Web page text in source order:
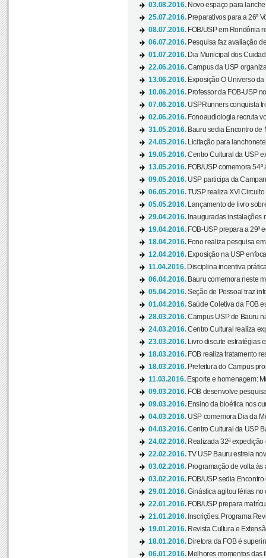
03.08.2016. Novo espaço para
25.07.2016. Preparativos para a 26ª
08.07.2016. FOB/USP em Rondônia
06.07.2016. Pesquisa faz avaliação
01.07.2016. Dia Municipal dos
22.06.2016.Campus da USP
13.06.2016. Exposição O Universo
10.06.2016. Professor da FOB-USP
07.06.2016. USPRunners conquista
02.06.2016. Fonoaudiologia recruta
31.05.2016. Bauru sedia Encontro de
24.05.2016.
Licitação para
19.05.2016.Centro Cultural da USP
13.05.2016. FOB/USP comemora
09.05.2016. USP participa da
06.05.2016.TUSP realiza XVI Circuito
05.05.2016.
Lançamento de livro
29.04.2016. Inauguradas instalações
19.04.2016. FOB-USP prepara a 29ª
18.04.2016. Fono realiza pesquisa
12.04.2016. Exposição na USP
11.04.2016. Disciplina incentiva
06.04.2016. Bauru comemora neste
05.04.2016.Seção de Pessoal traz
01.04.2016.Saúde Coletiva da FOB
28.03.2016.Campus USP de Bauru
24.03.2016.Centro Cultural realiza
23.03.2016.
Livro discute estratégias
18.03.2016. FOB realiza tratamento
18.03.2016. Prefeitura do Campus
11.03.2016. Esporte e homenagem:
09.03.2016. FOB desenvolve
09.03.2016. Ensino da bioética nos
04.03.2016. USP comemora Dia da
04.03.2016.Centro Cultural da USP
24.02.2016. Realizada 32ª
22.02.2016.TV USP Bauru estreia
03.02.2016. Programação de volta às
03.02.2016. FOB/USP sedia
29.01.2016.Ginástica agitou férias no
22.01.2016. FOB/USP prepara
21.01.2016. Inscrições: Programa
19.01.2016. Revista Cultura e
18.01.2016. Diretora da FOB é
06.01.2016. Melhores momentos das